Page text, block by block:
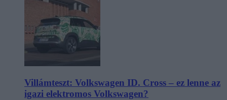
Villámteszt: Volkswagen ID. Cross – ez lenne az
igazi elektromos Volkswagen?